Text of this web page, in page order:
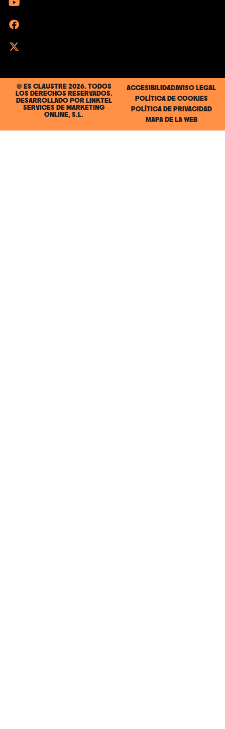
© ES CLAUSTRE 2026. TODOS
LOS DERECHOS RESERVADOS.
DESARROLLADO POR LINKTEL
SERVICES DE MARKETING
ONLINE, S.L.
ACCESIBILIDADAVISO LEGAL
POLÍTICA DE COOKIES
POLÍTICA DE PRIVACIDAD
MAPA DE LA WEB